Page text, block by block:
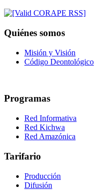
Quiénes somos
Misión y Visión
Código Deontológico
Programas
Red Informativa
Red Kichwa
Red Amazónica
Tarifario
Producción
Difusión